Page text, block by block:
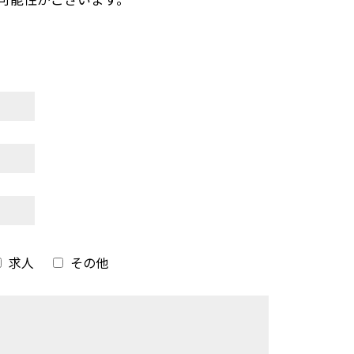
求人 その他